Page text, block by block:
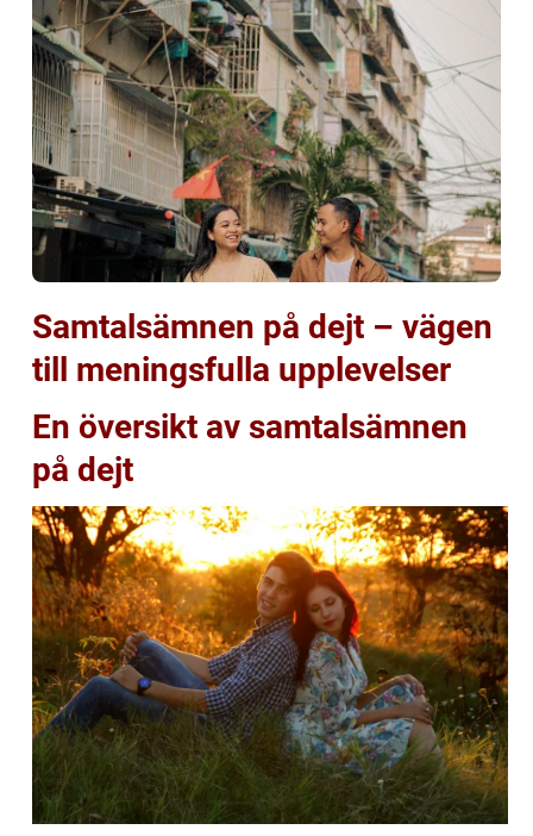
Samtalsämnen på dejt – vägen
till meningsfulla upplevelser
En översikt av samtalsämnen
på dejt